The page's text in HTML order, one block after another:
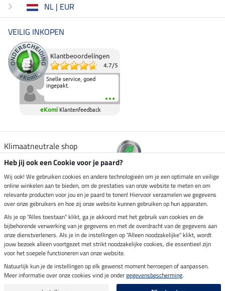
NL | EUR
VEILIG INKOPEN
Klantbeoordelingen
4.7/5
Snelle service, goed
ingepakt.
eKomi Klantenfeedback
Klimaatneutrale shop
Verzending per
Veilig betalen met
Impressum
Laatste update op 09.08.2026 om 14:26 uur
Heb jij ook een Cookie voor je paard?
Wij ook! We gebruiken cookies en andere technologieën om je een optimale en veilige
online winkelen aan te bieden, om de prestaties van onze website te meten en om
relevante producten voor jou en je paard te tonen! Hiervoor verzamelen we gegevens
over onze gebruikers en hoe zij onze website kunnen gebruiken op hun apparaten.
Als je op "Alles toestaan" klikt, ga je akkoord met het gebruik van cookies en de
bijbehorende verwerking van je gegevens en met de overdracht van de gegevens aan
onze dienstverleners. Als je in de instellingen op "Alleen noodzakelijke" klikt, wordt
jouw bezoek alleen voortgezet met strikt noodzakelijke cookies, die essentieel zijn
voor het soepele functioneren van onze website.
Natuurlijk kun je de instellingen op elk gewenst moment herroepen of aanpassen.
Meer informatie over onze cookies vind je ondergegevensbescherming.